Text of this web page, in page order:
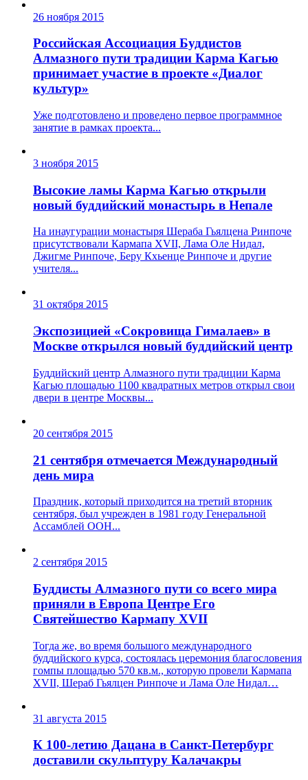
26 ноября 2015
Российская Ассоциация Буддистов
Алмазного пути традиции Карма Кагью
принимает участие в проекте «Диалог
культур»
Уже подготовлено и проведено первое программное
занятие в рамках проекта...
3 ноября 2015
Высокие ламы Карма Кагью открыли
новый буддийский монастырь в Непале
На инаугурации монастыря Шераба Гьялцена Ринпоче
присутствовали Кармапа XVII, Лама Оле Нидал,
Джигме Ринпоче, Беру Кхьенце Ринпоче и другие
учителя...
31 октября 2015
Экспозицией «Сокровища Гималаев» в
Москве открылся новый буддийский центр
Буддийский центр Алмазного пути традиции Карма
Кагью площадью 1100 квадратных метров открыл свои
двери в центре Москвы...
20 сентября 2015
21 сентября отмечается Международный
день мира
Праздник, который приходится на третий вторник
сентября, был учрежден в 1981 году Генеральной
Ассамблей ООН...
2 сентября 2015
Буддисты Алмазного пути со всего мира
приняли в Европа Центре Его
Святейшество Кармапу XVII
Тогда же, во время большого международного
буддийского курса, состоялась церемония благословения
гомпы площадью 570 кв.м., которую провели Кармапа
XVII, Шераб Гьялцен Ринпоче и Лама Оле Нидал…
31 августа 2015
К 100-летию Дацана в Санкт-Петербург
доставили скульптуру Калачакры